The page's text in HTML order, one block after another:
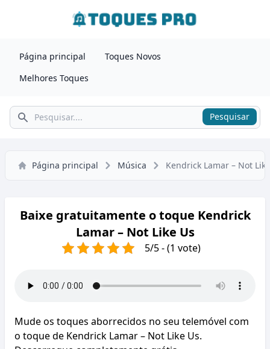
Página principal
Toques Novos
Melhores Toques
Pesquisar Pesquisar
Página principal Música Kendrick Lamar – Not
Baixe gratuitamente o toque Kendrick
Lamar – Not Like Us
5/5 - (1 vote)
Mude os toques aborrecidos no seu telemóvel com
o toque de Kendrick Lamar – Not Like Us.